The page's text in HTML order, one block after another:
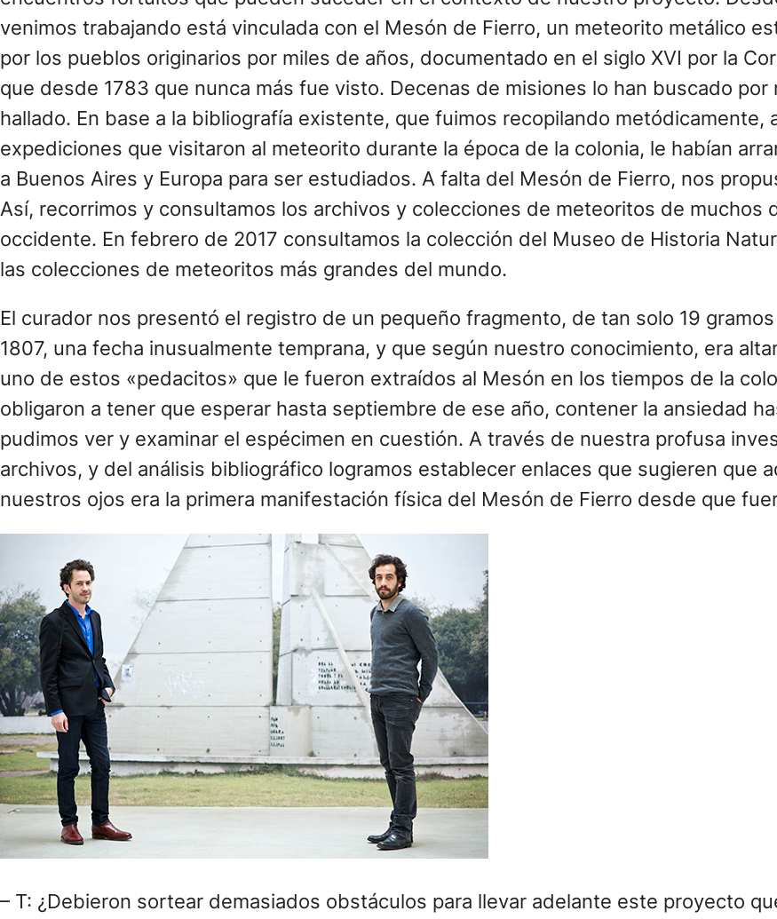
venimos trabajando está vinculada con el Mesón de Fierro, un meteorito metálico
por los pueblos originarios por miles de años, documentado en el siglo XVI por la
que desde 1783 que nunca más fue visto. Decenas de misiones lo han buscado
hallado. En base a la bibliografía existente, que fuimos recopilando metódicamente,
expediciones que visitaron al meteorito durante la época de la colonia, le habían
a Buenos Aires y Europa para ser estudiados. A falta del Mesón de Fierro, nos
Así, recorrimos y consultamos los archivos y colecciones de meteoritos de muchos
occidente. En febrero de 2017 consultamos la colección del Museo de Historia
las colecciones de meteoritos más grandes del mundo.
El curador nos presentó el registro de un pequeño fragmento, de tan solo 19
1807, una fecha inusualmente temprana, y que según nuestro conocimiento, era
uno de estos «pedacitos» que le fueron extraídos al Mesón en los tiempos de la
obligaron a tener que esperar hasta septiembre de ese año, contener la ansiedad
pudimos ver y examinar el espécimen en cuestión. A través de nuestra profusa
archivos, y del análisis bibliográfico logramos establecer enlaces que sugieren que
nuestros ojos era la primera manifestación física del Mesón de Fierro desde que
– T: ¿Debieron sortear demasiados obstáculos para llevar adelante este proyecto